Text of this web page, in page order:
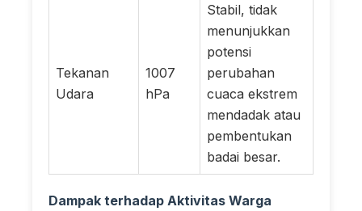
Tekanan
Udara
1007
hPa
Stabil, tidak
menunjukkan
potensi
perubahan
cuaca ekstrem
mendadak atau
pembentukan
badai besar.
Dampak terhadap Aktivitas Warga